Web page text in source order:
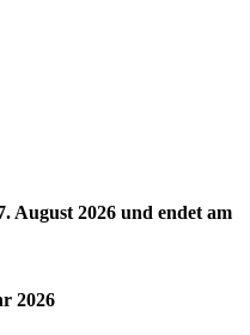
August 2026 und endet am
2026